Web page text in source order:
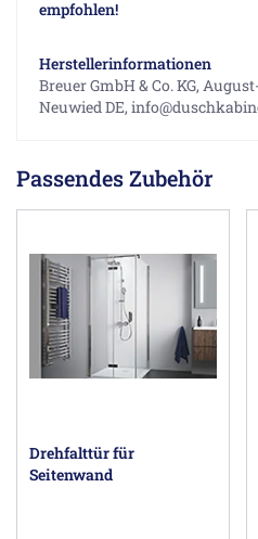
empfohlen!
Herstellerinformationen
Breuer GmbH & Co. KG,
Neuwied DE,
Passendes Zubehör
Drehfalttür für
Seitenwand